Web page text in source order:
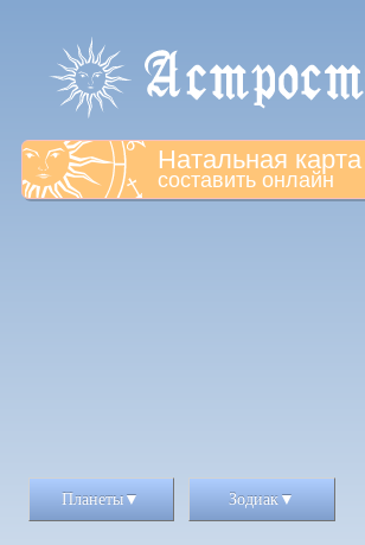
Натальная карта
составить онлайн
Планеты Зодиак